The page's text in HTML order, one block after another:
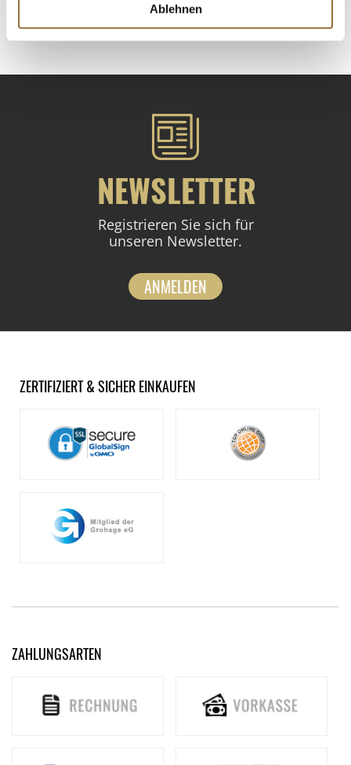
Ablehnen
NEWSLETTER
Registrieren Sie sich für
unseren Newsletter.
ANMELDEN
ZERTIFIZIERT & SICHER EINKAUFEN
ZAHLUNGSARTEN